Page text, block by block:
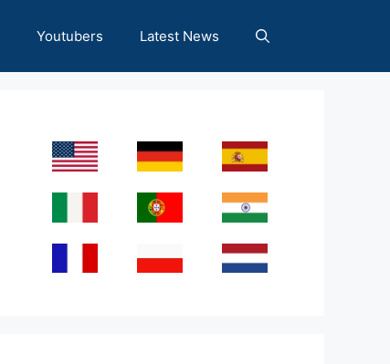
Youtubers Latest News